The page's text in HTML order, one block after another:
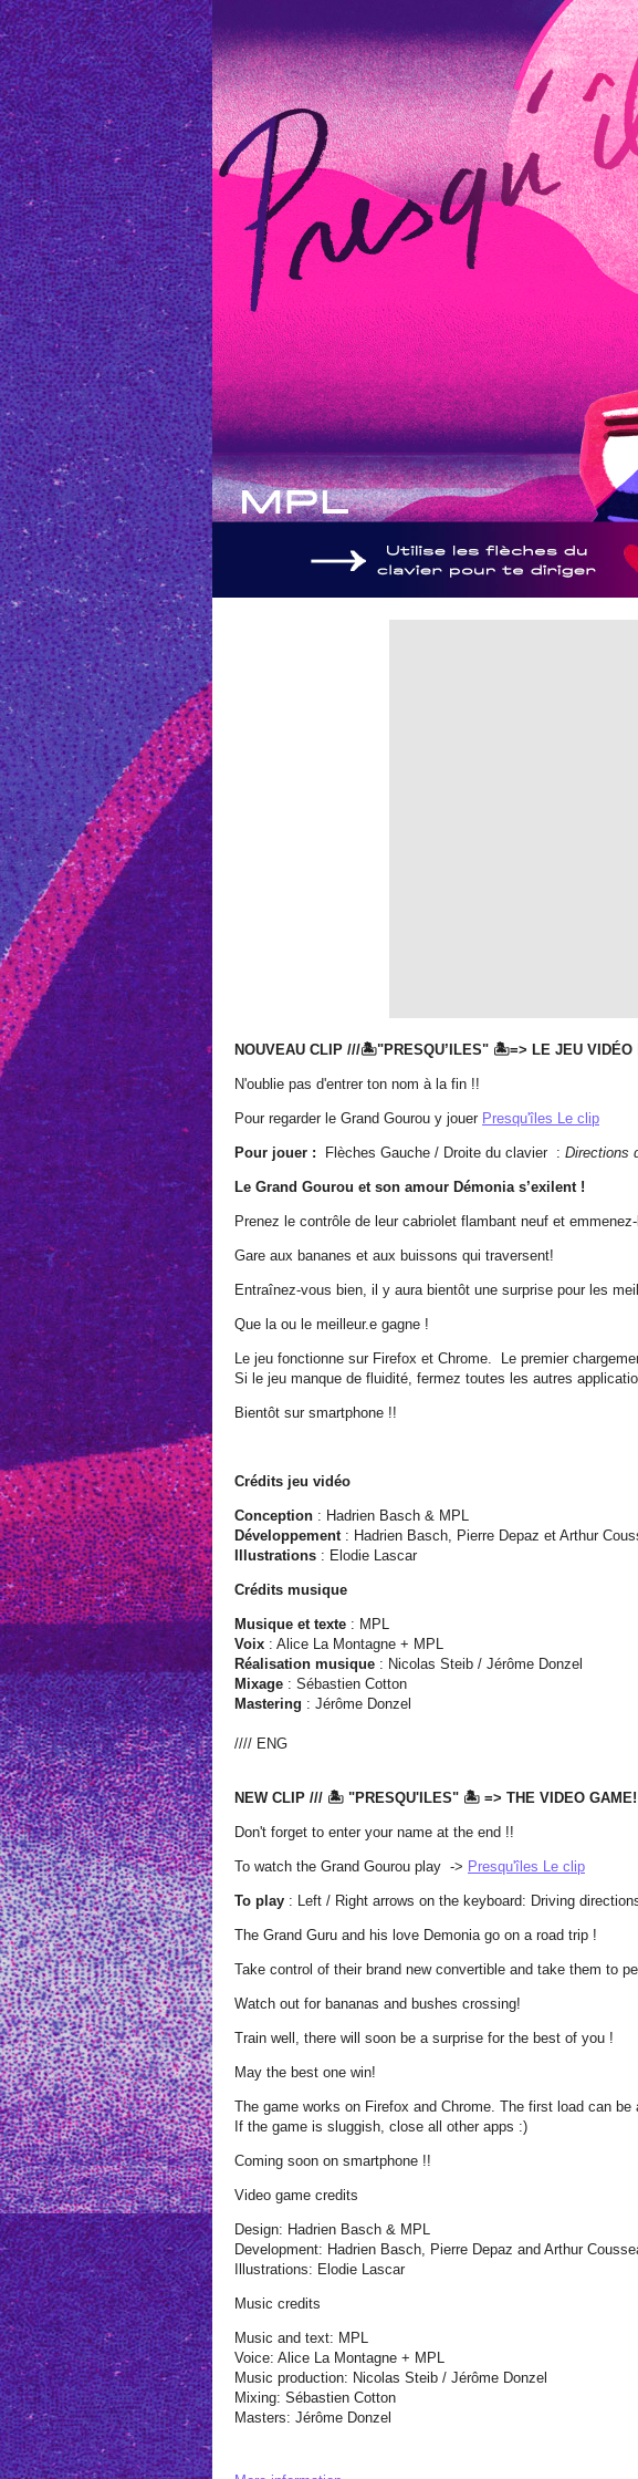
NOUVEAU CLIP ///🏝️"PRESQU’ILES" 🏝️=> LE JEU VIDÉO
N'oublie pas d'entrer ton nom à la fin !!
Pour regarder le Grand Gourou y jouer Presqu'îles Le clip
Pour jouer : Flèches Gauche / Droite du clavier : Directions
Le Grand Gourou et son amour Démonia s’exilent !
Prenez le contrôle de leur cabriolet flambant neuf et
Gare aux bananes et aux buissons qui traversent!
Entraînez-vous bien, il y aura bientôt une surprise pour les
Que la ou le meilleur.e gagne !
Le jeu fonctionne sur Firefox et Chrome. Le premier
Si le jeu manque de fluidité, fermez toutes les autres
Bientôt sur smartphone !!
Crédits jeu vidéo
Conception : Hadrien Basch & MPL
Développement: Hadrien Basch, Pierre Depaz et Arthur
Illustrations : Elodie Lascar
Crédits musique
Musique et texte : MPL
Voix : Alice La Montagne + MPL
Réalisation musique : Nicolas Steib / Jérôme Donzel
Mixage : Sébastien Cotton
Mastering : Jérôme Donzel
//// ENG
NEW CLIP /// 🏝️ "PRESQU'ILES" 🏝️ => THE VIDEO GAME!
Don't forget to enter your name at the end !!
To watch the Grand Gourou play -> Presqu'îles Le clip
To play : Left / Right arrows on the keyboard: Driving
The Grand Guru and his love Demonia go on a road trip !
Take control of their brand new convertible and take them to
Watch out for bananas and bushes crossing!
Train well, there will soon be a surprise for the best of you !
May the best one win!
The game works on Firefox and Chrome. The first load can
If the game is sluggish, close all other apps :)
Coming soon on smartphone !!
Video game credits
Design: Hadrien Basch & MPL
Development: Hadrien Basch, Pierre Depaz and Arthur
Illustrations: Elodie Lascar
Music credits
Music and text: MPL
Voice: Alice La Montagne + MPL
Music production: Nicolas Steib / Jérôme Donzel
Mixing: Sébastien Cotton
Masters: Jérôme Donzel